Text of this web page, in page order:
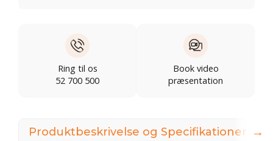
Ring til os
52 700 500
Book video
præsentation
Produktbeskrivelse og Specifikationer →